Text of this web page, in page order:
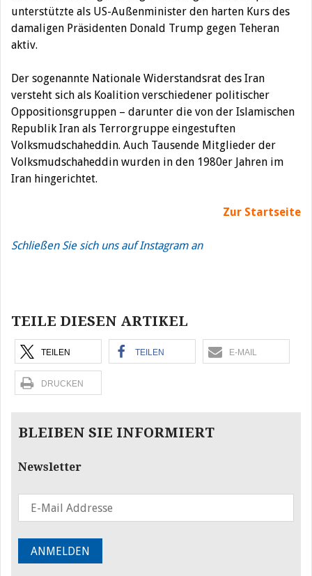
unterstützte als US-Außenminister den harten Kurs des
damaligen Präsidenten Donald Trump gegen Teheran
aktiv.
Der sogenannte Nationale Widerstandsrat des Iran
versteht sich als Koalition verschiedener politischer
Oppositionsgruppen – darunter die von der Islamischen
Republik Iran als Terrorgruppe eingestuften
Volksmudschaheddin. Auch Tausende Mitglieder der
Volksmudschaheddin wurden in den 1980er Jahren im
Iran hingerichtet.
Zur Startseite
Schließen Sie sich uns auf Instagram an
TEILE DIESEN ARTIKEL
TEILEN TEILEN E-MAIL
DRUCKEN
BLEIBEN SIE INFORMIERT
Newsletter